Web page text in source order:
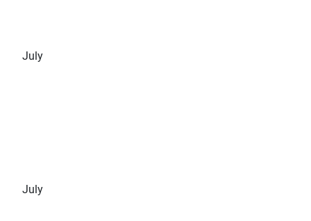
July
July